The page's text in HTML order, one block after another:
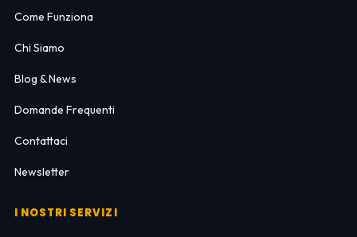
Come Funziona
Chi Siamo
Blog & News
Domande Frequenti
Contattaci
Newsletter
I NOSTRI SERVIZI